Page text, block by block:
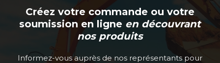
Créez votre commande ou votre
soumission en ligne en découvrant
nos produits
Informez-vous auprès de nos représentants pour